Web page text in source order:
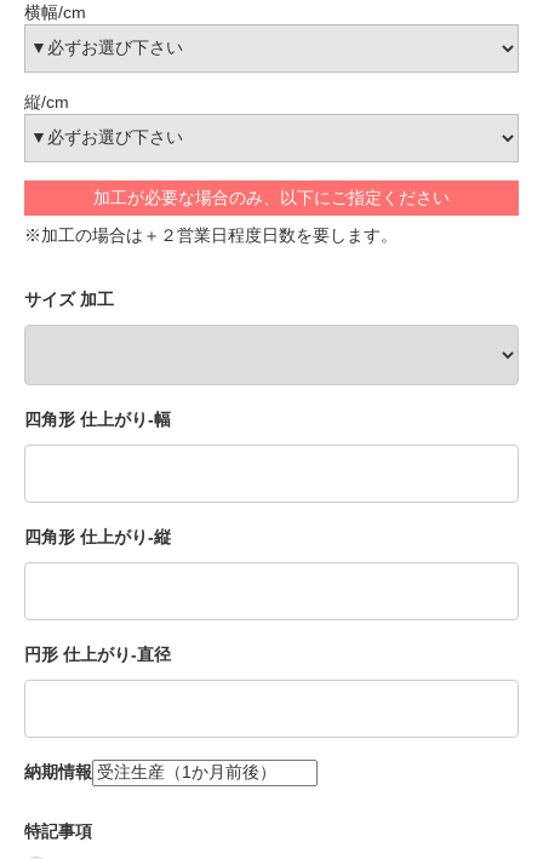
横幅/cm
縦/cm
加工が必要な場合のみ、以下にご指定ください
※加工の場合は＋２営業日程度日数を要します。
サイズ 加工
四角形 仕上がり-幅
四角形 仕上がり-縦
円形 仕上がり-直径
納期情報
特記事項